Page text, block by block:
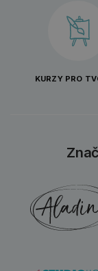
KURZY PRO